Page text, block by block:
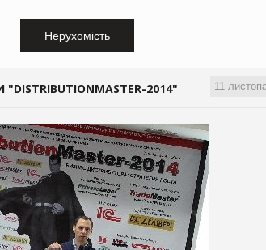
Нерухомість
11
2014"